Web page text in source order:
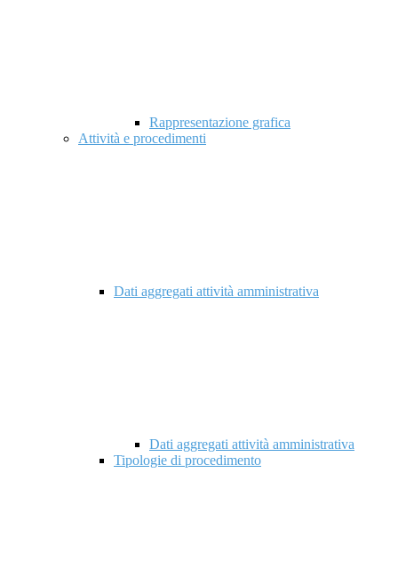
Rappresentazione grafica
Attività e procedimenti
Dati aggregati attività amministrativa
Dati aggregati attività amministrativa
Tipologie di procedimento